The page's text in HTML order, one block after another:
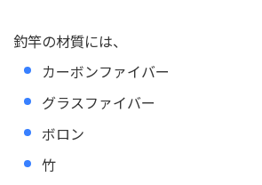
釣竿の材質には、
カーボンファイバー
グラスファイバー
ボロン
竹